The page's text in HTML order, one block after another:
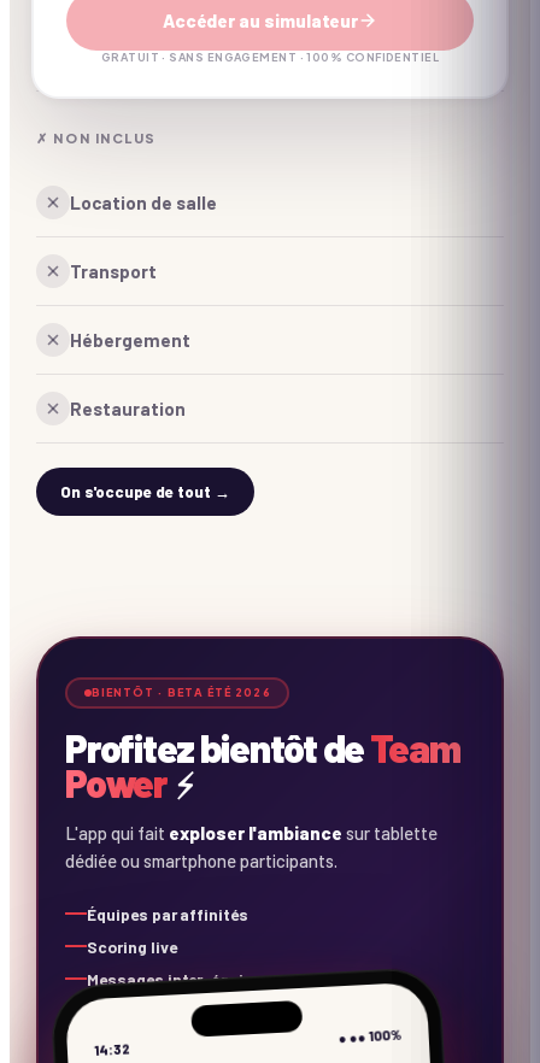
Accéder au simulateur
GRATUIT · SANS ENGAGEMENT · 100% CONFIDENTIEL
Coordination d'un expert à J-7
✗ NON INCLUS
Location de salle
Transport
Hébergement
Restauration
On s'occupe de tout →
⚡⚡
⚡ BIENTÔT · BETA ÉTÉ 2026
Profitez bientôt deTeam
Power ⚡
L'app qui fait exploser l'ambiance sur tablette
dédiée ou smartphone participants.
Équipes par affinités
Scoring live
Messages inter-équipes
Concours photos
Playlist collaborative
14:32
● ●● 100%